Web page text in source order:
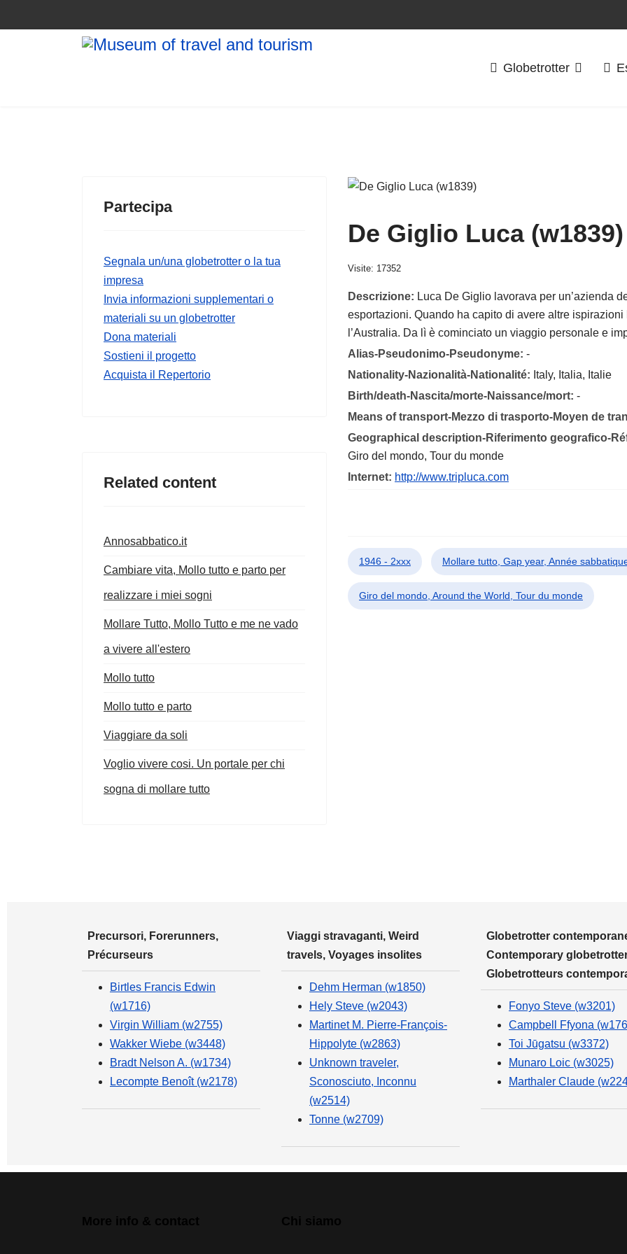
Globetrotter
Partecipa
Segnala un/una globetrotter o la tua
impresa
Invia informazioni supplementari o
materiali su un globetrotter
Dona materiali
Sostieni il progetto
Acquista il Repertorio
Related content
Annosabbatico.it
Cambiare vita, Mollo tutto e parto per
realizzare i miei sogni
Mollare Tutto, Mollo Tutto e me ne vado
a vivere all'estero
Mollo tutto
Mollo tutto e parto
Viaggiare da soli
Voglio vivere cosi. Un portale per chi
sogna di mollare tutto
De Giglio Luca (w1839)
Visite: 17352
Descrizione: Luca De Giglio lavorava per un’azienda
esportazioni. Quando ha capito di avere altre
l’Australia. Da lì è cominciato un viaggio personale e
Alias-Pseudonimo-Pseudonyme: -
Nationality-Nazionalità-Nationalité: Italy, Italia, Italie
Birth/death-Nascita/morte-Naissance/mort: -
Means of transport-Mezzo di trasporto-Moyen de
Geographical description-Riferimento geografico-
Giro del mondo, Tour du monde
Internet: http://www.tripluca.com
1946 - 2xxx Mollare tutto, Gap year, Année
Giro del mondo, Around the World, Tour du monde
Precursori, Forerunners,
Précurseurs
Birtles Francis Edwin
(w1716)
Virgin William (w2755)
Wakker Wiebe (w3448)
Bradt Nelson A. (w1734)
Lecompte Benoît (w2178)
Viaggi stravaganti, Weird
travels, Voyages insolites
Dehm Herman (w1850)
Hely Steve (w2043)
Martinet M. Pierre-François-
Hippolyte (w2863)
Unknown traveler,
Sconosciuto, Inconnu
(w2514)
Tonne (w2709)
Globetrotter
Contemporary
Globetrotteurs
Fonyo Steve (w3201)
Campbell Ffyona
Toi Jūgatsu (w3372)
Munaro Loic (w3025)
Marthaler Claude